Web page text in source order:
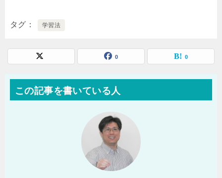
タグ 学習法
0 0
この記事を書いている人